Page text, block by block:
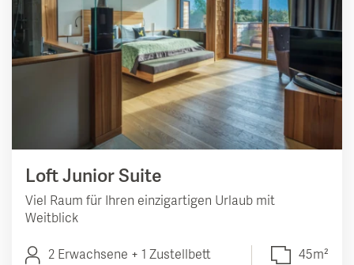
Loft Junior Suite
Viel Raum für Ihren einzigartigen Urlaub mit
Weitblick
2 Erwachsene + 1 Zustellbett
45m²